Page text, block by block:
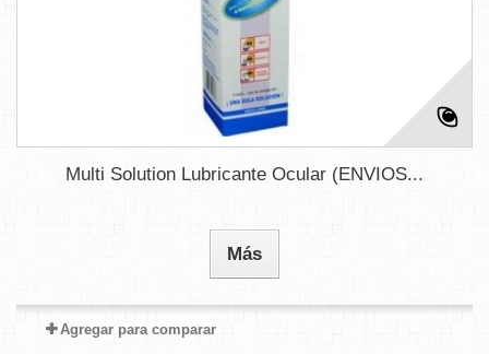
Multi Solution Lubricante Ocular (ENVIOS...
Más
Agregar para comparar